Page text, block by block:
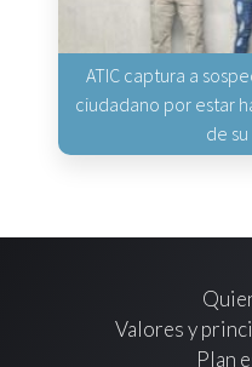
ATIC captura a
ciudadano por estar
de
Valores y
Plan